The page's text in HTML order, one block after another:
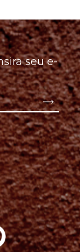
seu e-